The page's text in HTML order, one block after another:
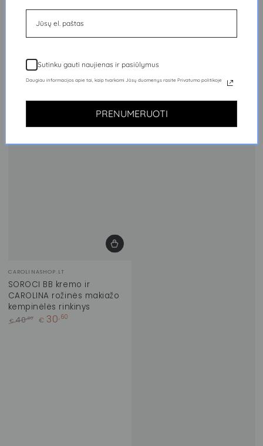
Prekinis
ženklas:
CAROLINASHOP.LT
SOROCI BB kremo ir
CAROLINA rožinės makiažo
kempinėlės rinkinys
€ 40,80 € 30,60
Sutinku gauti naujienas ir pasiūlymus
Daugiau informacijos apie tai, kaip tvarkomi Jūsų duomenys rasite Privatumo politikoje
PRENUMERUOTI